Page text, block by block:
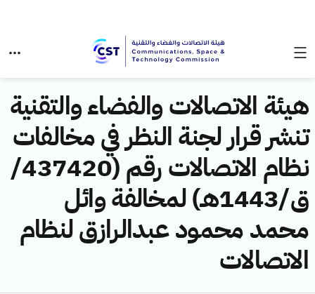
هيئة الاتصالات والفضاء والتقنية
تنشر قرار لجنة النظر في مخالفات
نظام الاتصالات رقم (437420/
ق/1443هـ) لمخالفة وائل
محمد محمود عبدالرازق لنظام
الاتصالات